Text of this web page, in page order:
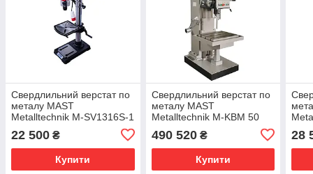
Свердлильний верстат по
металу MAST
Metalltechnik M-SV1316S-1
22 500 ₴
Купити
Свердлильний верстат по
металу MAST
Metalltechnik M-KBM 50
490 520₴
Купити
28